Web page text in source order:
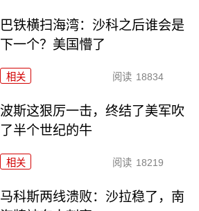
巴铁横扫海湾：沙科之后谁会是
下一个？美国懵了
相关 阅读 18834
波斯这狠厉一击，终结了美军吹
了半个世纪的牛
相关 阅读 18219
马科斯两线溃败：沙拉稳了，南